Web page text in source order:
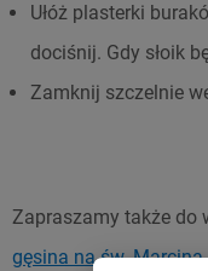
Ułóż plasterki
dociśnij. Gdy słoik
Zamknij szczelnie
Zapraszamy także do
gęsina na św. Marcina